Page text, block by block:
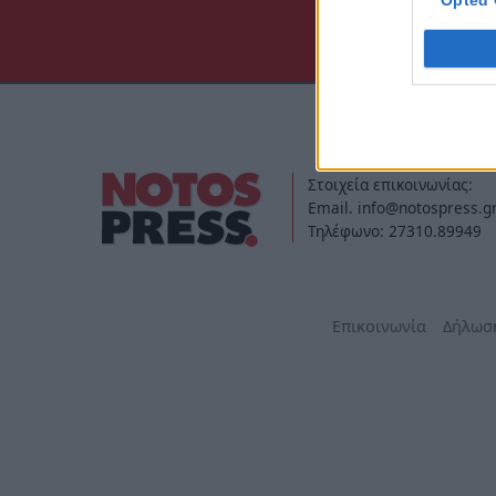
Στοιχεία επικοινωνίας:
Email. info@notospress.gr
Τηλέφωνο: 27310.89949
Επικοινωνία